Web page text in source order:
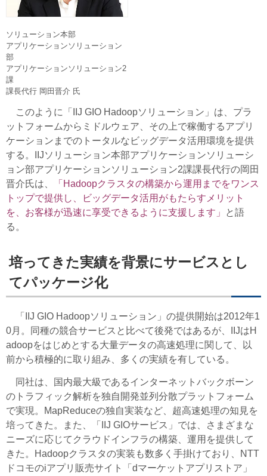
ソリューション本部
アプリケーションソリューション
部
アプリケーションソリューション2
課
課長代行 岡田晋介 氏
このように「IIJ GIO Hadoopソリューション」は、プラ
ットフォームからミドルウェア、その上で稼働するアプリ
ケーションまでのトータルなビッグデータ活用環境を提供
する。IIJソリューション本部アプリケーションソリューシ
ョン部アプリケーションソリューション2課課長代行の岡田
晋介氏は、
「Hadoopクラスタの構築から運用までをワンス
トップで提供し、ビッグデータ活用がもたらすメリット
を、お客様が迅速に享受できるように支援します」
と語
る。
培ってきた実績を背景にサービスとし
てパッケージ化
「IIJ GIO Hadoopソリューション」の提供開始は2012年1
0月。同種の競合サービスと比べて後発ではあるが、IIJはH
adoopをはじめとする大量データの高速処理に関して、以
前から積極的に取り組み、多くの実績を有している。
同社は、国内最大級であるインターネットバックボーン
のトラフィック解析を独自開発並列分散プラットフォーム
で実現。MapReduceの独自実装など、超高速処理の知見を
培ってきた。また、「IIJ GIOサービス」では、さまざまな
ニーズに応じてクラウドインフラの構築、運用を提供して
きた。Hadoopクラスタの実装も数多く手掛けており、NTT
ドコモのiアプリ販売サイト「dマーケットアプリストア」